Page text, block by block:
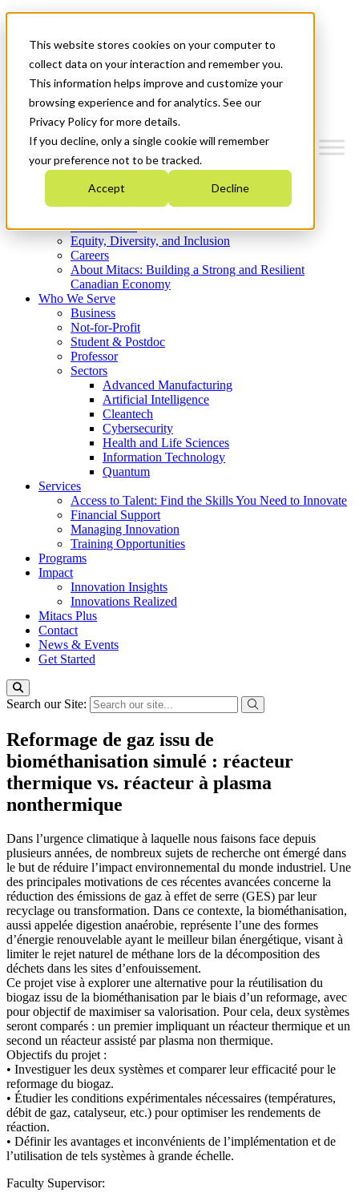
This website stores cookies on your computer to
collect data on your interaction and remember you.
This information helps improve and customize your
browsing experience and for analytics. See our
Privacy Policy for more details.
If you decline, only a single cookie will remember
your preference not to be tracked.
Accept Decline
News & Events
Get Started
Menu
Who We Are
Strategic Plan 2026-2030
What We Do
Equity, Diversity, and Inclusion
Careers
About Mitacs: Building a Strong and Resilient
Canadian Economy
Who We Serve
Business
Not-for-Profit
Student & Postdoc
Professor
Sectors
Advanced Manufacturing
Artificial Intelligence
Cleantech
Cybersecurity
Health and Life Sciences
Information Technology
Quantum
Services
Access to Talent: Find the Skills You Need to Innovate
Financial Support
Managing Innovation
Training Opportunities
Programs
Impact
Innovation Insights
Innovations Realized
Mitacs Plus
Contact
News & Events
Get Started
Search our Site:
Reformage de gaz issu de
biométhanisation simulé : réacteur
thermique vs. réacteur à plasma
nonthermique
Dans l’urgence climatique à laquelle nous faisons face depuis
plusieurs années, de nombreux sujets de recherche ont émergé dans
le but de réduire l’impact environnemental du monde industriel. Une
des principales motivations de ces récentes avancées concerne la
réduction des émissions de gaz à effet de serre (GES) par leur
recyclage ou transformation. Dans ce contexte, la biométhanisation,
aussi appelée digestion anaérobie, représente l’une des formes
d’énergie renouvelable ayant le meilleur bilan énergétique, visant à
limiter le rejet naturel de méthane lors de la décomposition des
déchets dans les sites d’enfouissement.
Ce projet vise à explorer une alternative pour la réutilisation du
biogaz issu de la biométhanisation par le biais d’un reformage, avec
pour objectif de maximiser sa valorisation. Pour cela, deux systèmes
seront comparés : un premier impliquant un réacteur thermique et un
second un réacteur assisté par plasma non thermique.
Objectifs du projet :
• Investiguer les deux systèmes et comparer leur efficacité pour le
reformage du biogaz.
• Étudier les conditions expérimentales nécessaires (températures,
débit de gaz, catalyseur, etc.) pour optimiser les rendements de
réaction.
• Définir les avantages et inconvénients de l’implémentation et de
l’utilisation de tels systèmes à grande échelle.
Faculty Supervisor: